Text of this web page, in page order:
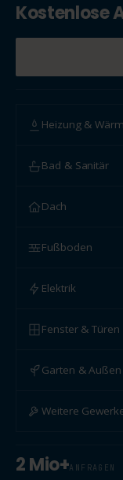
Kostenlose
Heizung &
Bad & Sanitär
Dach
Fußboden
Elektrik
Fenster & Türen
Garten & Außen
Weitere
2 Mio+ANFRAGEN